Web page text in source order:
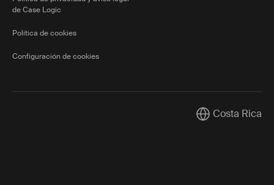
de Case Logic
Política de cookies
Configuración de cookies
Current market/
Costa Rica